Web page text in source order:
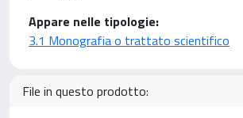
Appare nelle tipologie:
3.1 Monografia o trattato scientifico
File in questo prodotto: